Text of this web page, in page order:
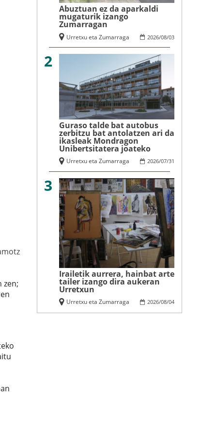
zen;
Abuztuan ez da aparkaldi
mugaturik izango
Zumarragan
2026/08/03
Urretxu eta Zumarraga
2
Guraso talde bat autobus
zerbitzu bat antolatzen ari da
ikasleak Mondragon
Unibertsitatera joateko
2026/07/31
Urretxu eta Zumarraga
3
Irailetik aurrera, hainbat arte
tailer izango dira aukeran
Urretxun
2026/08/04
Urretxu eta Zumarraga